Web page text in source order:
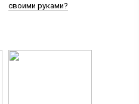
своими руками?